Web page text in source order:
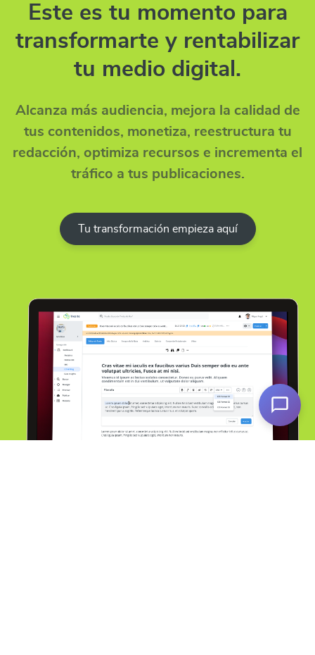
Este es tu momento para
transformarte y rentabilizar
tu medio digital.
Alcanza más audiencia, mejora la calidad de
tus contenidos, monetiza, reestructura tu
redacción, optimiza recursos e incrementa el
tráfico a tus publicaciones.
Tu transformación empieza aquí